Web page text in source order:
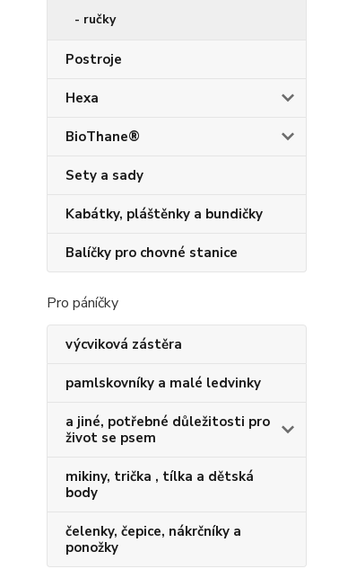
- ručky
Postroje
Hexa
BioThane®
Sety a sady
Kabátky, pláštěnky a bundičky
Balíčky pro chovné stanice
Pro páníčky
výcviková zástěra
pamlskovníky a malé ledvinky
a jiné, potřebné důležitosti pro
život se psem
mikiny, trička , tílka a dětská
body
čelenky, čepice, nákrčníky a
ponožky